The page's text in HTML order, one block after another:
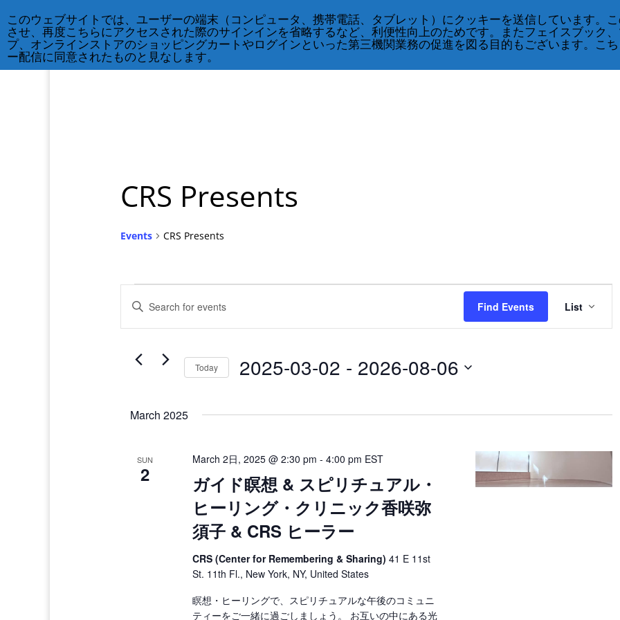
info@crsny.org
CRS Presents
Events CRS Presents
Events
Events
Search
and
Views
Navigation
Enter
Keyword.
Search
Events
Find Events
Events
Views
List
Today 2025-03-02 - 2026-08-06
March 2025
SUN
2
ガイド瞑想 & スピリチュアル・
ヒーリング・クリニック香咲弥
須子 & CRS ヒーラー
March 2日, 2025 @ 2:30 pm - 4:00 pm EST
CRS (Center for Remembering & Sharing) 41 E 11st
St. 11th Fl., New York, NY, United States
瞑想・ヒーリングで、スピリチュアルな午後のコミュニ
ティーをご一緒に過ごしましょう。 お互いの中にある光
このウェブサイトでは、ユーザーの端末（コンピュータ、携帯電話、タブレット）にクッキーを送信しています。
させ、再度こちらにアクセスされた際のサインインを省略するなど、利便性向上のためです。またフェイスブック
プ、オンラインストアのショッピングカートやログインといった第三機関業務の促進を図る目的もございます。こ
ー配信に同意されたものと見なします。